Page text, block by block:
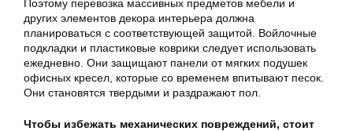
Поэтому перевозка массивных предметов мебели и
других элементов декора интерьера должна
планироваться с соответствующей защитой. Войлочные
подкладки и пластиковые коврики следует использовать
ежедневно. Они защищают панели от мягких подушек
офисных кресел, которые со временем впитывают песок.
Они становятся твердыми и раздражают пол.
Чтобы избежать механических повреждений, стоит